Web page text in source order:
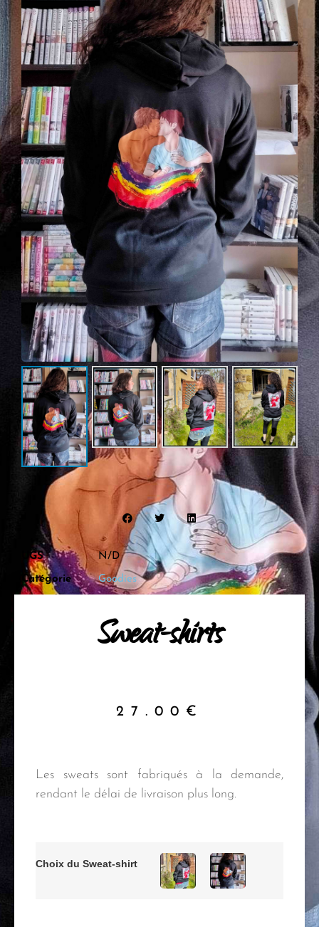
UGS N/D
Catégorie Goodies
Sweat-shirts
27.00 €
Les sweats sont fabriqués à la demande,
rendant le délai de livraison plus long.
Choix du Sweat-shirt